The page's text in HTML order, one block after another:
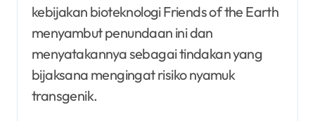
kebijakan bioteknologi Friends of the Earth
menyambut penundaan ini dan
menyatakannya sebagai tindakan yang
bijaksana mengingat risiko nyamuk
transgenik.